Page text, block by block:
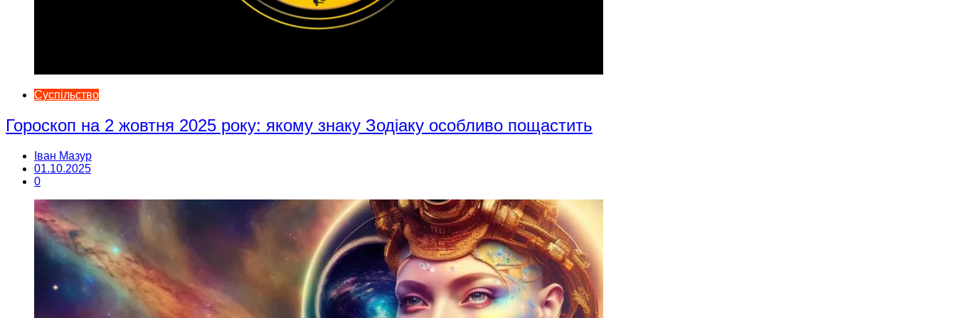
Суспільство
Гороскоп на 2 жовтня 2025 року: якому знаку Зодіаку особливо пощастить
Іван Мазур
01.10.2025
0